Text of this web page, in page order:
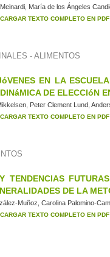
María de los Ángeles
TEXTO COMPLETO EN PDF
- ALIMENTOS
EN LA
DE ELECCIóN
Peter Clement Lund,
TEXTO COMPLETO EN PDF
TENDENCIAS
DE LA
Muñoz, Carolina Palomino-
TEXTO COMPLETO EN PDF